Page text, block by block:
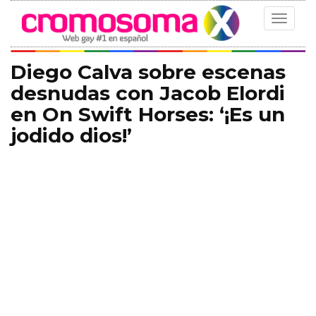
Toggle
Diego Calva sobre escenas
desnudas con Jacob Elordi
en On Swift Horses: ‘¡Es un
jodido dios!’